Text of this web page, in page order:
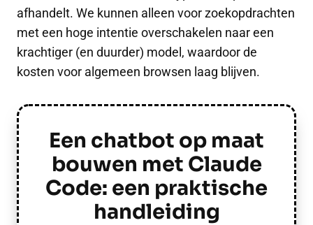
afhandelt. We kunnen alleen voor zoekopdrachten
met een hoge intentie overschakelen naar een
krachtiger (en duurder) model, waardoor de
kosten voor algemeen browsen laag blijven.
Een chatbot op maat
bouwen met Claude
Code: een praktische
handleiding